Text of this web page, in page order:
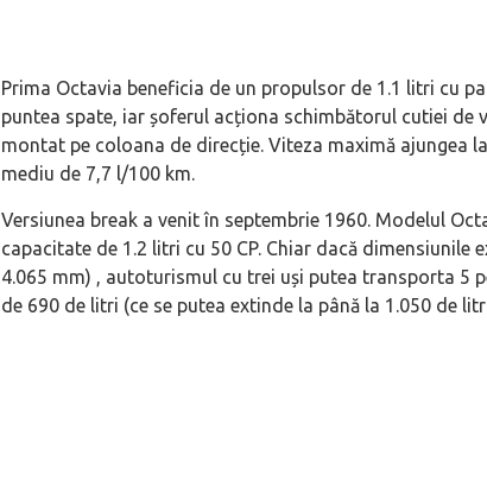
Prima Octavia beneficia de un propulsor de 1.1 litri cu
puntea spate, iar șoferul acționa schimbătorul cutiei de
montat pe coloana de direcție. Viteza maximă ajungea
mediu de 7,7 l/100 km.
Versiunea break a venit în septembrie 1960. Modelul
capacitate de 1.2 litri cu 50 CP. Chiar dacă
4.065 mm) , autoturismul cu trei uși putea transporta 5
de 690 de litri (ce se putea extinde la până la 1.050 de